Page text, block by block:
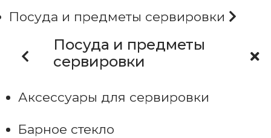
Посуда и предметы сервировки
Посуда и предметы
сервировки
Аксессуары для сервировки
Барное стекло